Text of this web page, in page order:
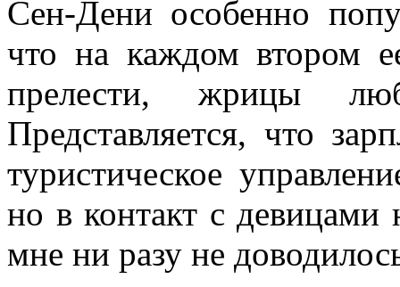
Сен-Дени особенно
что на каждом втором
прелести, жрицы
Представляется, что
туристическое
но в контакт с девицами
мне ни разу не